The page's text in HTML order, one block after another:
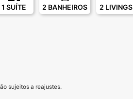
1 SUÍTE 2 BANHEIROS 2 LIVINGS
sujeitos a reajustes.